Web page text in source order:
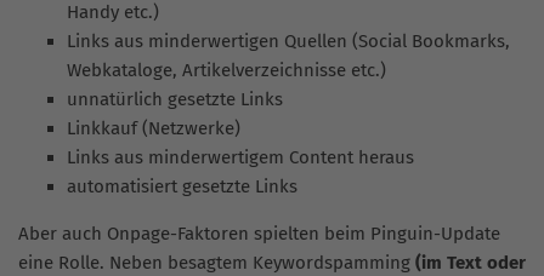
Handy etc.)
Links aus minderwertigen Quellen (Social Bookmarks,
Webkataloge, Artikelverzeichnisse etc.)
unnatürlich gesetzte Links
Linkkauf (Netzwerke)
Links aus minderwertigem Content heraus
automatisiert gesetzte Links
Aber auch Onpage-Faktoren spielten beim Pinguin-Update
eine Rolle. Neben besagtem Keywordspamming (im Text oder